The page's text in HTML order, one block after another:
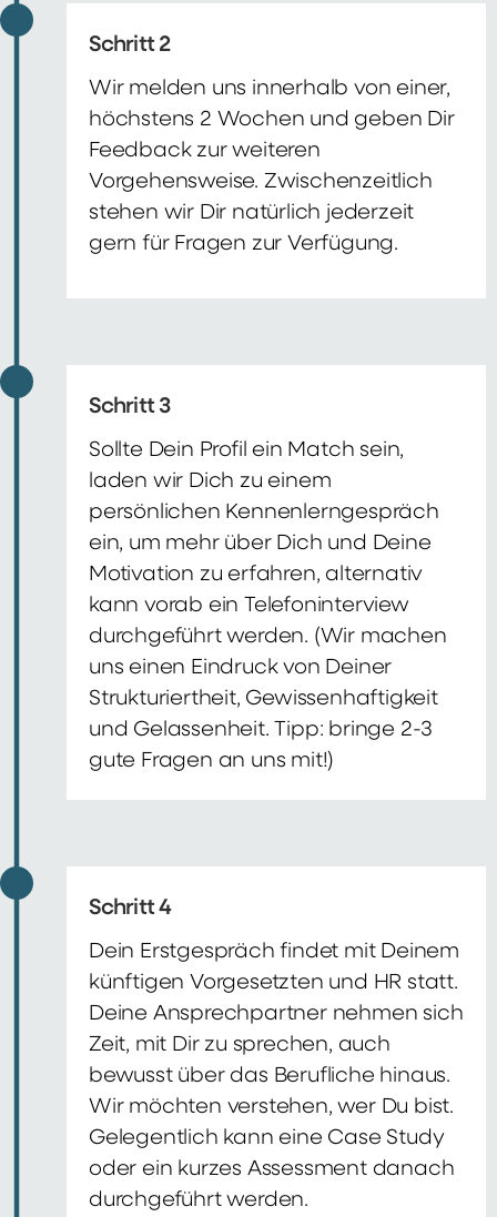
Schritt 2
Wir melden uns innerhalb von einer,
höchstens 2 Wochen und geben Dir
Feedback zur weiteren
Vorgehensweise. Zwischenzeitlich
stehen wir Dir natürlich jederzeit
gern für Fragen zur Verfügung.
Schritt 3
Sollte Dein Profil ein Match sein,
laden wir Dich zu einem
persönlichen Kennenlerngespräch
ein, um mehr über Dich und Deine
Motivation zu erfahren, alternativ
kann vorab ein Telefoninterview
durchgeführt werden. (Wir machen
uns einen Eindruck von Deiner
Strukturiertheit, Gewissenhaftigkeit
und Gelassenheit. Tipp: bringe 2-3
gute Fragen an uns mit!)
Schritt 4
Dein Erstgespräch findet mit Deinem
künftigen Vorgesetzten und HR statt.
Deine Ansprechpartner nehmen sich
Zeit, mit Dir zu sprechen, auch
bewusst über das Berufliche hinaus.
Wir möchten verstehen, wer Du bist.
Gelegentlich kann eine Case Study
oder ein kurzes Assessment danach
durchgeführt werden.